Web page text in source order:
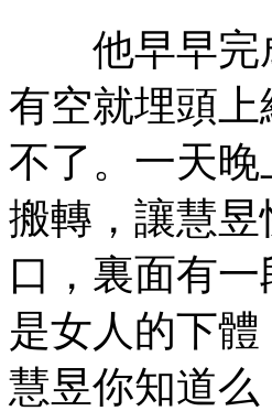
他早早完成
有空就埋頭
不了。一天
搬轉，讓慧
口，裏面有
是女人的下
慧昱你知道